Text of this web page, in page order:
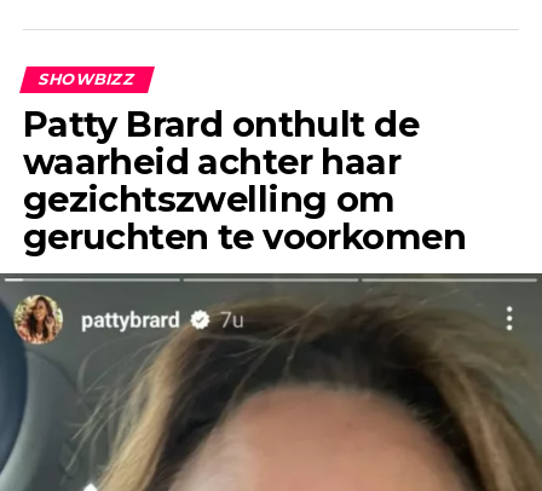
geruchten al jaren geleden de ronde deden.
“Het enige wat ik jaren geleden, toen ik Jeroen
nog helemaal niet kende, wel eens had gehoord,
SHOWBIZZ
Patty Brard onthult de
waarheid achter haar
gezichtszwelling om
geruchten te voorkomen